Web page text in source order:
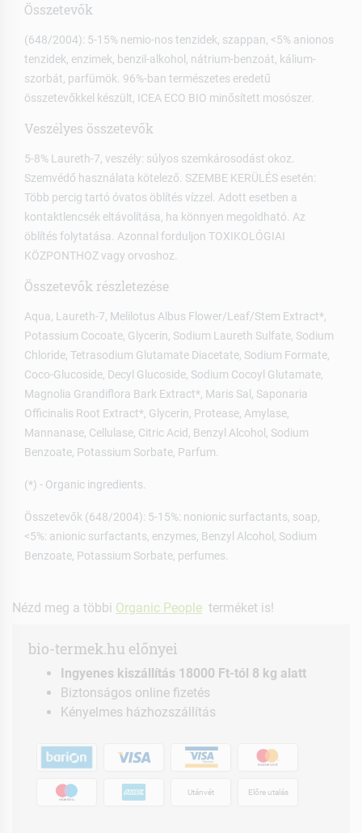
Összetevők
(648/2004): 5-15% nemio-nos tenzidek, szappan, <5% anionos
tenzidek, enzimek, benzil-alkohol, nátrium-benzoát, kálium-
szorbát, parfümök. 96%-ban természetes eredetű
összetevőkkel készült, ICEA ECO BIO minősített mosószer.
Veszélyes összetevők
5-8% Laureth-7, veszély: súlyos szemkárosodást okoz.
Szemvédő használata kötelező. SZEMBE KERÜLÉS esetén:
Több percig tartó óvatos öblítés vízzel. Adott esetben a
kontaktlencsék eltávolítása, ha könnyen megoldható. Az
öblítés folytatása. Azonnal forduljon TOXIKOLÓGIAI
KÖZPONTHOZ vagy orvoshoz.
Összetevők részletezése
Aqua, Laureth-7, Melilotus Albus Flower/Leaf/Stem Extract*,
Potassium Cocoate, Glycerin, Sodium Laureth Sulfate, Sodium
Chloride, Tetrasodium Glutamate Diacetate, Sodium Formate,
Coco-Glucoside, Decyl Glucoside, Sodium Cocoyl Glutamate,
Magnolia Grandiflora Bark Extract*, Maris Sal, Saponaria
Officinalis Root Extract*, Glycerin, Protease, Amylase,
Mannanase, Cellulase, Citric Acid, Benzyl Alcohol, Sodium
Benzoate, Potassium Sorbate, Parfum.
(*) - Organic ingredients.
Összetevők (648/2004): 5-15%: nonionic surfactants, soap,
<5%: anionic surfactants, enzymes, Benzyl Alcohol, Sodium
Benzoate, Potassium Sorbate, perfumes.
Nézd meg a többi Organic People terméket is!
bio-termek.hu előnyei
Ingyenes kiszállítás 18000 Ft-tól 8 kg alatt
Biztonságos online fizetés
Kényelmes házhozszállítás
Utánvét Előre utalás